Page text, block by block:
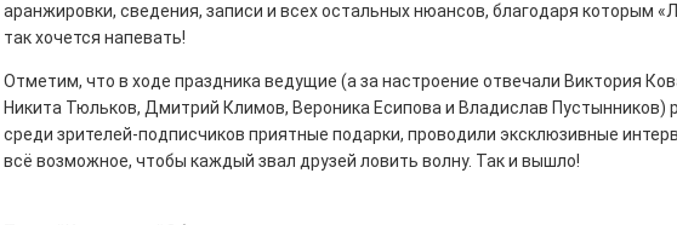
кварталы» путешествуют по
в квадрате! На этой неделе электростальцев
аранжировки, сведения, записи и всех остальных нюансов, благодаря которым
так хочется напевать!
Отметим, что в ходе праздника ведущие (а за настроение отвечали Виктория
Никита Тюльков, Дмитрий Климов, Вероника Есипова и Владислав Пустынников)
среди зрителей-подписчиков приятные подарки, проводили эксклюзивные
всё возможное, чтобы каждый звал друзей ловить волну. Так и вышло!